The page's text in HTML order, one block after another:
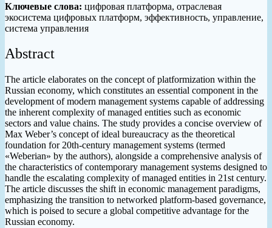
Ключевые слова: цифровая платформа, отраслевая
экосистема цифровых платформ, эффективность, управление,
система управления
Abstract
The article elaborates on the concept of platformization within the
Russian economy, which constitutes an essential component in the
development of modern management systems capable of addressing
the inherent complexity of managed entities such as economic
sectors and value chains. The study provides a concise overview of
Max Weber’s concept of ideal bureaucracy as the theoretical
foundation for 20th-century management systems (termed
«Weberian» by the authors), alongside a comprehensive analysis of
the characteristics of contemporary management systems designed to
handle the escalating complexity of managed entities in 21st century.
The article discusses the shift in economic management paradigms,
emphasizing the transition to networked platform-based governance,
which is poised to secure a global competitive advantage for the
Russian economy.